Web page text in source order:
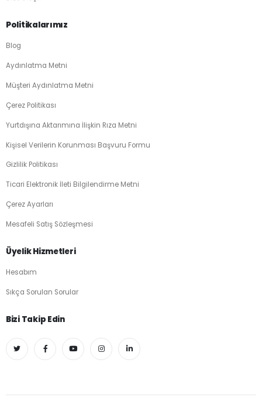
Politikalarımız
Blog
Aydınlatma Metni
Müşteri Aydınlatma Metni
Çerez Politikası
Yurtdışına Aktarımına İlişkin Rıza Metni
Kişisel Verilerin Korunması Başvuru Formu
Gizlilik Politikası
Ticari Elektronik İleti Bilgilendirme Metni
Çerez Ayarları
Mesafeli Satış Sözleşmesi
Üyelik Hizmetleri
Hesabım
Sıkça Sorulan Sorular
Bizi Takip Edin